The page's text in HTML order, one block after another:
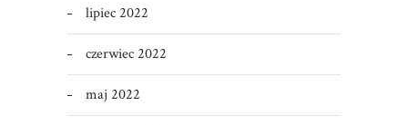
lipiec 2022
czerwiec 2022
maj 2022